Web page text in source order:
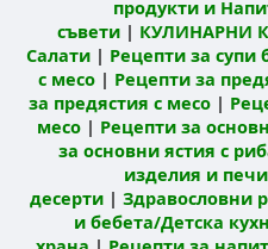
продукти и
съвети| КУЛИНАРНИ
Салати | Рецепти за супи
с месо| Рецепти за
за предястия с месо |
месо | Рецепти за
за основни ястия с
изделия и
десерти| Здравословни
и бебета/Детска